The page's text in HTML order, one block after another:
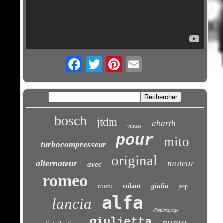
Email
bosch jtdm vitesse abarth
turbocompresseur pour mito
alternateur avec original moteur
romeo roues volant giulia jeep
lancia alfa d'embrayage